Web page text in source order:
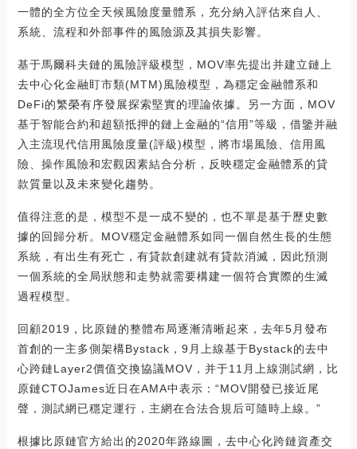
一體的全方位全天候風險度量體系，充分納入評估來自人、
系統、流程和外部事件的風險源及其損失影響。
基于馬爾科夫鏈的風險評級模型，MOV率先提出并建立鏈上
去中心化金融盯市類(MTM)風險模型，為穩定金融體系和
DeFi的繁榮有序發展探索堅實的理論依據。另一方面，MOV
基于智能合約和超額抵押的鏈上金融的“信用”等級，借鑒并融
入主流現代信用風險度量(評級)模型，將市場風險、信用風
險、操作風險和宏觀因素結合分析，反映穩定金融體系的貸
款質量以及未來變化趨勢。
值得注意的是，模型不是一成不變的，也不單是基于歷史數
據的回歸分析。MOV穩定金融體系如同一個自然生長的生態
系統，有出生有死亡，有貸款創建就有貸款消滅，因此預測
一個系統的全局狀態和走勢就需要構建一個符合實際的生滅
過程模型。
回顧2019，比原鏈的整體布局逐漸清晰起來，去年5月發布
首創的一主多側架構Bystack，9月上線基于Bystack的去中
心跨鏈Layer2價值交換協議MOV，并于11月上線測試網，比
原鏈CTOJames近日在AMA中表示：“MOV開發已接近尾
聲，測試網已穩定運行，主網在合法合規后可隨時上線。”
根據比原鏈官方給出的2020年路線圖，去中心化跨鏈資產交